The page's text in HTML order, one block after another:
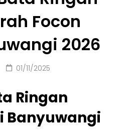
Focon
2026
Posted
01/11/2025
Ringan
Banyuwangi